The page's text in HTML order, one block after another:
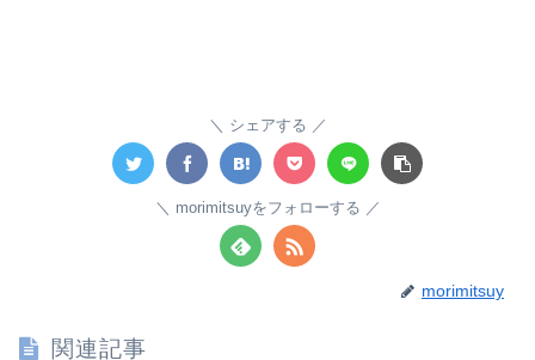
シェアする
morimitsuyをフォローする
morimitsuy
関連記事